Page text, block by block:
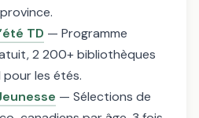
TD — Programme
2 200+ bibliothèques
les étés.
— Sélections de